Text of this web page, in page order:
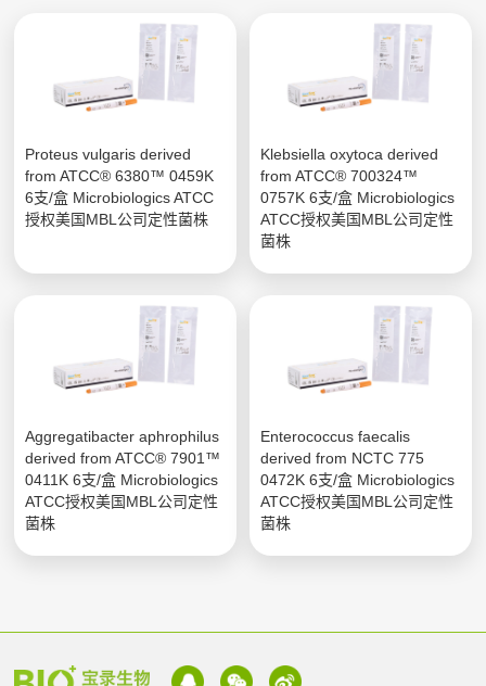
Proteus vulgaris derived
from ATCC® 6380™ 0459K
6支/盒 Microbiologics ATCC
授权美国MBL公司定性菌株
Klebsiella oxytoca derived
from ATCC® 700324™
0757K 6支/盒 Microbiologics
ATCC授权美国MBL公司定性
菌株
Aggregatibacter aphrophilus
derived from ATCC® 7901™
0411K 6支/盒 Microbiologics
ATCC授权美国MBL公司定性
菌株
Enterococcus faecalis
derived from NCTC 775
0472K 6支/盒 Microbiologics
ATCC授权美国MBL公司定性
菌株